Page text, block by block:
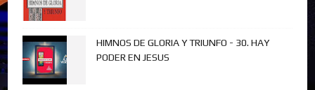
HIMNOS DE GLORIA Y TRIUNFO - 30. HAY
PODER EN JESUS